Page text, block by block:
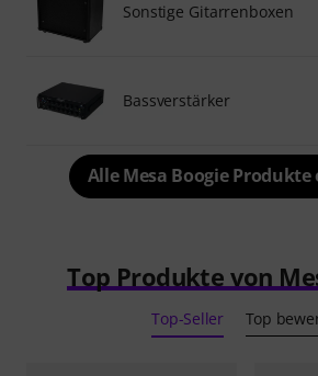
Sonstige Gitarrenboxen
Bassverstärker
Alle Mesa Boogie
Top Produkte von
Top-Seller Top